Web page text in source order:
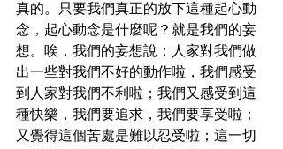
真的。只要我們真正的放下這種起心動
念，起心動念是什麼呢？就是我們的妄
想。唉，我們的妄想說：人家對我們做
出一些對我們不好的動作啦，我們感受
到人家對我們不利啦；我們又感受到這
種快樂，我們要追求，我們要享受啦；
又覺得這個苦處是難以忍受啦；這一切